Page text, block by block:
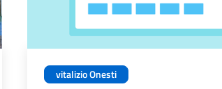
vitalizio Onesti